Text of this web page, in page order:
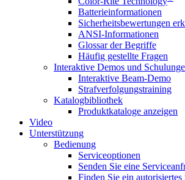
Batterieinformationen
Sicherheitsbewertungen
ANSI-Informationen
Glossar der Begriffe
Häufig gestellte Fragen
Interaktive Demos und
Interaktive Beam-Demo
Strafverfolgungstraining
Katalogbibliothek
Produktkataloge anzeigen
Video
Unterstützung
Bedienung
Serviceoptionen
Senden Sie eine
Finden Sie ein